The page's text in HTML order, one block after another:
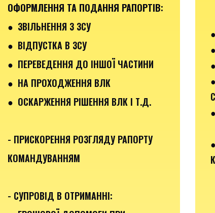
ОФОРМЛЕННЯ ТА ПОДАННЯ РАПОРТІВ:
● ЗВІЛЬНЕННЯ З ЗСУ
● ВІДПУСТКА В ЗСУ
● ПЕРЕВЕДЕННЯ ДО ІНШОЇ ЧАСТИНИ
● НА ПРОХОДЖЕННЯ ВЛК
● ОСКАРЖЕННЯ РІШЕННЯ ВЛК І Т.Д.
- ПРИСКОРЕННЯ РОЗГЛЯДУ РАПОРТУ
КОМАНДУВАННЯМ
- СУПРОВІД В ОТРИМАННІ: